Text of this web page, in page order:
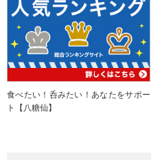
食べたい！呑みたい！あなたをサポー
ト【八糖仙】